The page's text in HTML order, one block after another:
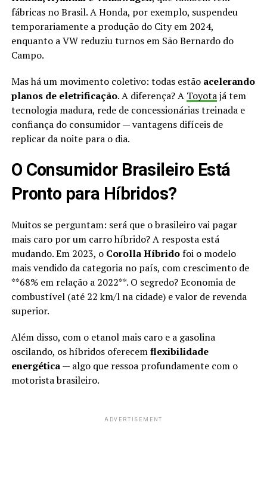
fábricas no Brasil. A Honda, por exemplo, suspendeu
temporariamente a produção do City em 2024,
enquanto a VW reduziu turnos em São Bernardo do
Campo.
Mas há um movimento coletivo: todas estão acelerando
planos de eletrificação. A diferença? A Toyotajá tem
tecnologia madura, rede de concessionárias treinada e
confiança do consumidor — vantagens difíceis de
replicar da noite para o dia.
O Consumidor Brasileiro Está
Pronto para Híbridos?
Muitos se perguntam: será que o brasileiro vai pagar
mais caro por um carro híbrido? A resposta está
mudando. Em 2023, o Corolla Híbridofoi o modelo
mais vendido da categoria no país, com crescimento de
**68% em relação a 2022**. O segredo? Economia de
combustível (até 22 km/l na cidade) e valor de revenda
superior.
Além disso, com o etanol mais caro e a gasolina
oscilando, os híbridos oferecemflexibilidade
energética— algo que ressoa profundamente com o
motorista brasileiro.
ADVERTISEMENT